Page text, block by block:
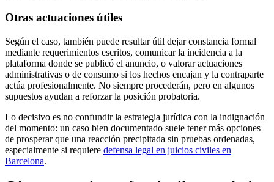
Otras actuaciones útiles
Según el caso, también puede resultar útil dejar constancia formal
mediante requerimientos escritos, comunicar la incidencia a la
plataforma donde se publicó el anuncio, o valorar actuaciones
administrativas o de consumo si los hechos encajan y la contraparte
actúa profesionalmente. No siempre procederán, pero en algunos
supuestos ayudan a reforzar la posición probatoria.
Lo decisivo es no confundir la estrategia jurídica con la indignación
del momento: un caso bien documentado suele tener más opciones
de prosperar que una reacción precipitada sin pruebas ordenadas,
especialmente si requiere defensa legal en juicios civiles en
Barcelona.